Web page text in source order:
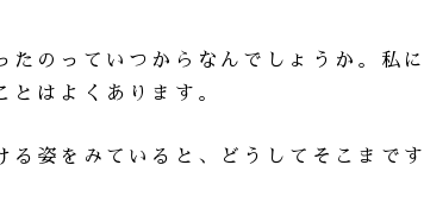
たのっていつからなんでしょうか。私
とはよくあります。
る姿をみていると、どうしてそこまで